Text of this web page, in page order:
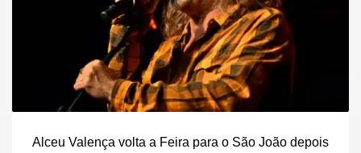
Alceu Valença volta a Feira para o São João depois